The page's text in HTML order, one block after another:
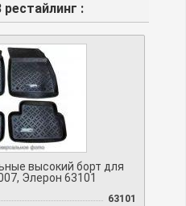
:
высокий борт для
Элерон 63101
63101